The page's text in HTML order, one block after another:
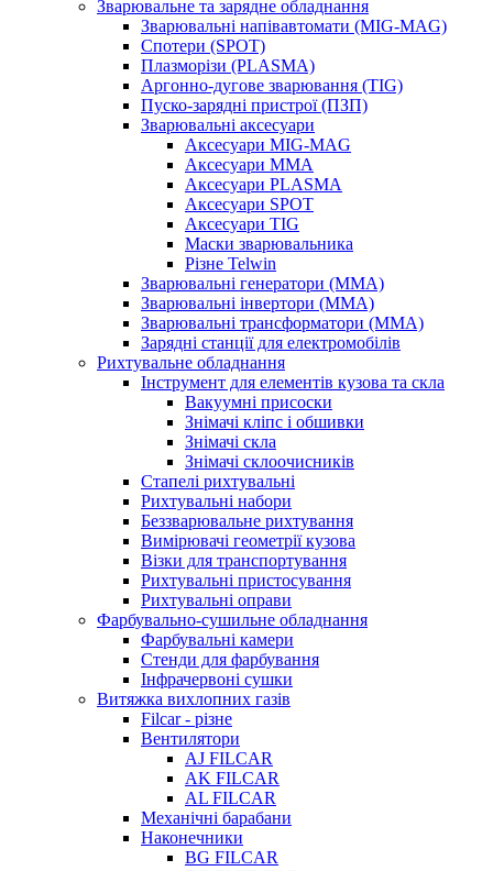
Зварювальне та зарядне обладнання
Зварювальні напівавтомати (MIG-MAG)
Спотери (SPOT)
Плазморізи (PLASMA)
Аргонно-дугове зварювання (TIG)
Пуско-зарядні пристрої (ПЗП)
Зварювальні аксесуари
Аксесуари MIG-MAG
Аксесуари MMA
Аксесуари PLASMA
Аксесуари SPOT
Аксесуари TIG
Маски зварювальника
Різне Telwin
Зварювальні генератори (MMA)
Зварювальні інвертори (MMA)
Зварювальні трансформатори (MMA)
Зарядні станції для електромобілів
Рихтувальне обладнання
Інструмент для елементів кузова та скла
Вакуумні присоски
Знімачі кліпс і обшивки
Знімачі скла
Знімачі склоочисників
Стапелі рихтувальні
Рихтувальні набори
Беззварювальне рихтування
Вимірювачі геометрії кузова
Візки для транспортування
Рихтувальні пристосування
Рихтувальні оправи
Фарбувально-сушильне обладнання
Фарбувальні камери
Стенди для фарбування
Інфрачервоні сушки
Витяжка вихлопних газів
Filcar - різне
Вентилятори
AJ FILCAR
AK FILCAR
AL FILCAR
Механічні барабани
Наконечники
BG FILCAR